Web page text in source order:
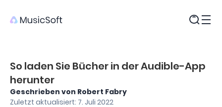
So laden Sie Bücher in der Audible-App
herunter
Geschrieben von Robert Fabry
Zuletzt aktualisiert: 7. Juli 2022